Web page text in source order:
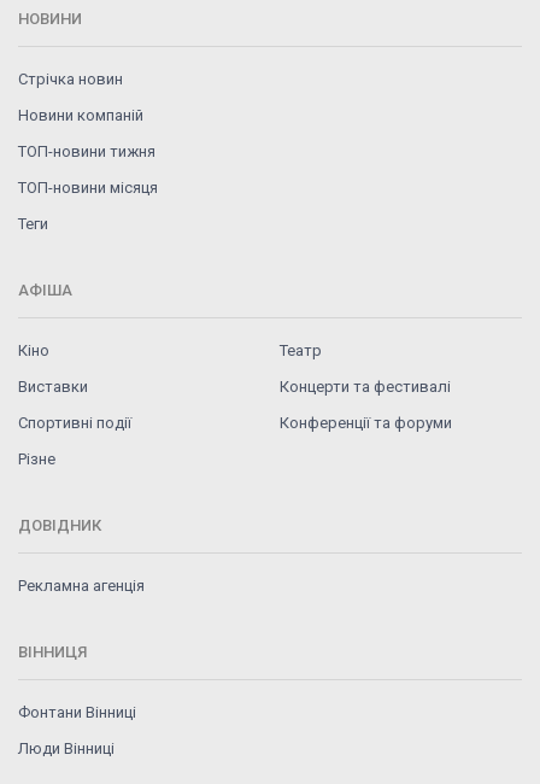
НОВИНИ
Стрічка новин
Новини компаній
ТОП-новини тижня
ТОП-новини місяця
Теги
АФІША
Кіно
Театр
Виставки
Концерти та фестивалі
Спортивні події
Конференції та форуми
Різне
ДОВІДНИК
Рекламна агенція
ВІННИЦЯ
Фонтани Вінниці
Люди Вінниці